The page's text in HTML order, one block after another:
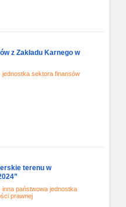
z Zakładu Karnego w
sektora finansów
terenu w
państwowa jednostka
prawnej